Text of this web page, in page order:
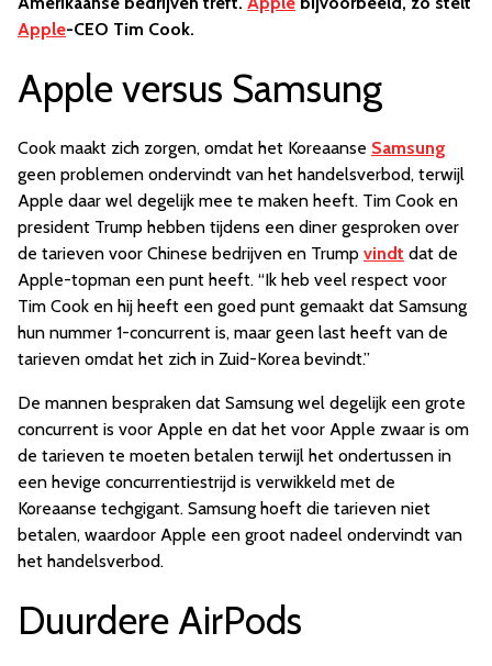
Apple-CEO Tim Cook.
Apple versus Samsung
Cook maakt zich zorgen, omdat het Koreaanse Samsung
geen problemen ondervindt van het handelsverbod, terwijl
Apple daar wel degelijk mee te maken heeft. Tim Cook en
president Trump hebben tijdens een diner gesproken over
de tarieven voor Chinese bedrijven en Trump vindt dat de
Apple-topman een punt heeft. “Ik heb veel respect voor
Tim Cook en hij heeft een goed punt gemaakt dat Samsung
hun nummer 1-concurrent is, maar geen last heeft van de
tarieven omdat het zich in Zuid-Korea bevindt.”
De mannen bespraken dat Samsung wel degelijk een grote
concurrent is voor Apple en dat het voor Apple zwaar is om
de tarieven te moeten betalen terwijl het ondertussen in
een hevige concurrentiestrijd is verwikkeld met de
Koreaanse techgigant. Samsung hoeft die tarieven niet
betalen, waardoor Apple een groot nadeel ondervindt van
het handelsverbod.
Duurdere AirPods